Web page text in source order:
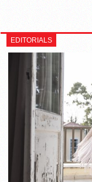
EDITORIALS